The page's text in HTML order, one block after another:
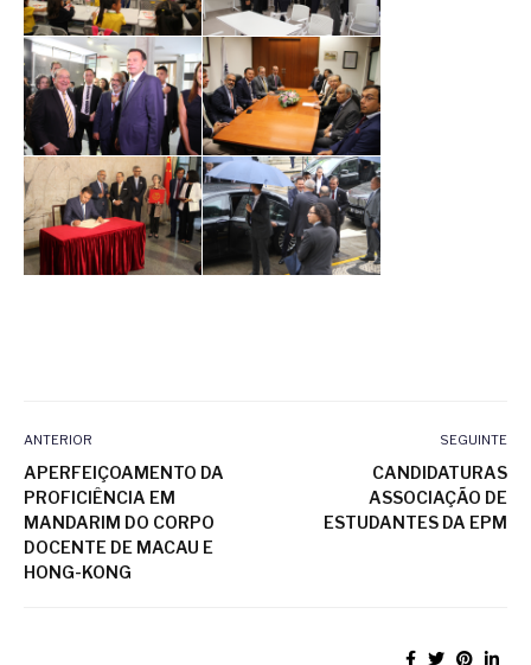
ANTERIOR
APERFEIÇOAMENTO DA
PROFICIÊNCIA EM
MANDARIM DO CORPO
DOCENTE DE MACAU E
HONG-KONG
SEGUINTE
CANDIDATURAS
ASSOCIAÇÃO DE
ESTUDANTES DA EPM